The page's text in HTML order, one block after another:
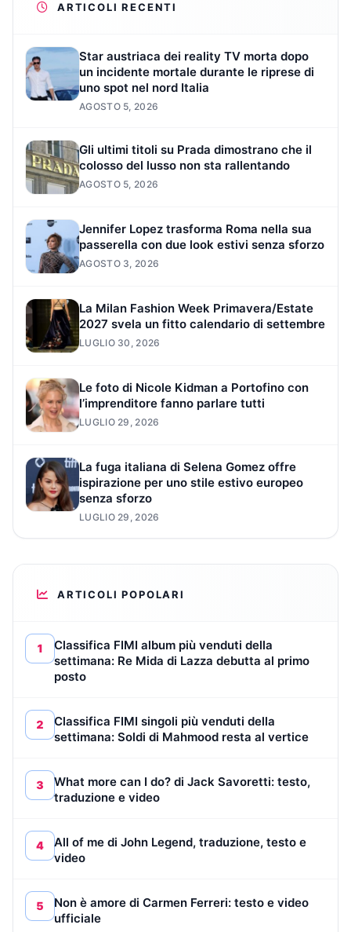
ARTICOLI RECENTI
Star austriaca dei reality TV morta dopo
un incidente mortale durante le riprese di
uno spot nel nord Italia
AGOSTO 5, 2026
Gli ultimi titoli su Prada dimostrano che il
colosso del lusso non sta rallentando
AGOSTO 5, 2026
Jennifer Lopez trasforma Roma nella sua
passerella con due look estivi senza sforzo
AGOSTO 3, 2026
La Milan Fashion Week Primavera/Estate
2027 svela un fitto calendario di settembre
LUGLIO 30, 2026
Le foto di Nicole Kidman a Portofino con
l’imprenditore fanno parlare tutti
LUGLIO 29, 2026
La fuga italiana di Selena Gomez offre
ispirazione per uno stile estivo europeo
senza sforzo
LUGLIO 29, 2026
ARTICOLI POPOLARI
1
Classifica FIMI album più venduti della
settimana: Re Mida di Lazza debutta al primo
posto
2
Classifica FIMI singoli più venduti della
settimana: Soldi di Mahmood resta al vertice
3
What more can I do? di Jack Savoretti: testo,
traduzione e video
4
All of me di John Legend, traduzione, testo e
video
5
Non è amore di Carmen Ferreri: testo e video
ufficiale